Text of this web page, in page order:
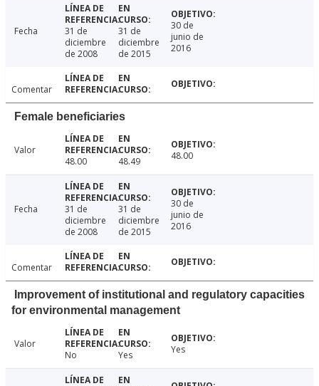
Fecha
31 de
diciembre
de 2008
31 de
diciembre
de 2015
30 de
junio de
2016
Comentar
Female beneficiaries
Valor
48.00
48.49 48.00
Fecha
31 de
diciembre
de 2008
31 de
diciembre
de 2015
30 de
junio de
2016
Comentar
Improvement of institutional and regulatory capacities
for environmental management
Valor
No
Yes Yes